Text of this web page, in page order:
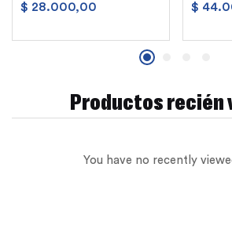
$ 28.000,00 $
Productos recién
You have no recently